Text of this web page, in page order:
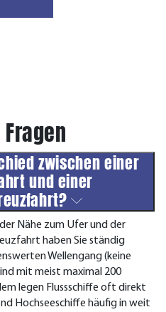
zwischen einer
und einer
Nähe zum Ufer und der
haben Sie ständig
Wellengang (keine
mit meist maximal 200
legen Flussschiffe oft direkt
Hochseeschiffe häufig in weit